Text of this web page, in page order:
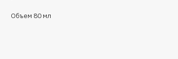
Объем 80 мл